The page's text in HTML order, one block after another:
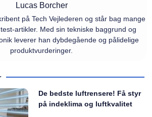
Lucas Borcher
på Tech Vejlederen og står bag mange
artikler. Med sin tekniske baggrund og
leverer han dybdegående og pålidelige
produktvurderinger.
De bedste luftrensere! Få styr
på indeklima og luftkvalitet